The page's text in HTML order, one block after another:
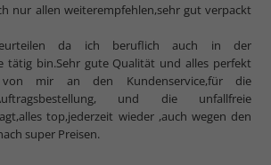
nur allen weiterempfehlen,sehr gut verpackt
da ich beruflich auch in der
tätig bin.Sehr gute Qualität und alles perfekt
mir an den Kundenservice,für die
und die unfallfreie
top,jederzeit wieder ,auch wegen den
super Preisen.